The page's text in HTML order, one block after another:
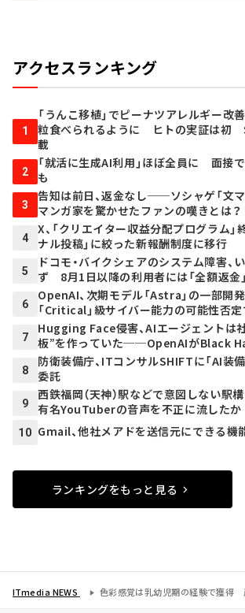
アクセスランキング
1
「うんこ移植」でピーナツアレルギー改
粒食べられるように ヒトの実証は初
載
2
「就活に生成AI利用」ほぼ全員に 面接
も
3
告知は前日、返金なし──ソシャゲ「文
マンガ家を驚かせたファンの嘆きとは？
4
X、「クリエイター収益分配プログラム
ナル投稿」に絞った新報酬制度に移行
5
ドコモ・バイクシェアのシステム障害、
ず 8月1日以降の利用者には「全額返金
6
OpenAI、次期モデル「Astra」の一部開
「Critical」級サイバー能力の可能性否
7
Hugging Face侵害、AIエージェントは
板”を作っていた──OpenAIがBlack
8
防衛装備庁、ITコンサルSHIFTに「AI装
委託
9
西鉄福岡（天神）駅などで意図しない
有名YouTuberの音声を不正に流したか
10 Gmail、他社メアドを送信元にできる機
ランキングをもっと見る
ITmedia NEWS 色彩感覚は乳幼児期の経験で獲得